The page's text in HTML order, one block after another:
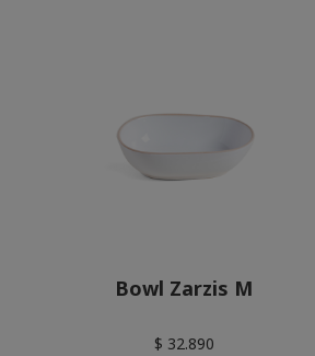
Bowl Zarzis M
$ 32.890